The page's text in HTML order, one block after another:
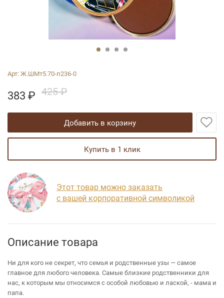
Арт:Ж.ШМт5.70-п236-0
383 ₽ 425 ₽
добавить в корзину
купить в 1 клик
Этот товар можно заказать
с вашей корпоративной символикой
Описание товара
Ни для кого не секрет, что семья и родственные узы — самое
главное для любого человека. Самые близкие родственники для
нас, к которым мы относимся с особой любовью и лаской, - мама и
папа.